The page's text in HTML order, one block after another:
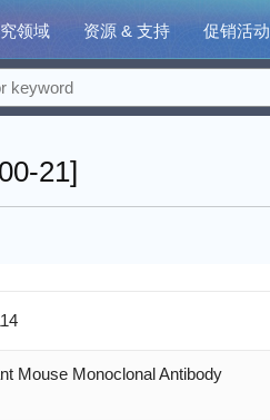
领域 资源 & 支持 促销活动
21]
Mouse Monoclonal Antibody